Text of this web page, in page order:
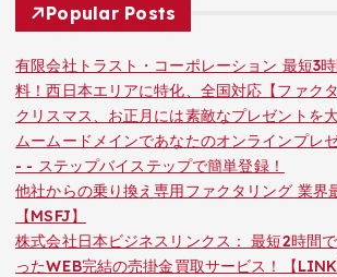
Popular Posts
有限会社トラスト・コーポレーション 最短3
料！西日本エリアに特化、全国対応【ファク
クリスマス、お正月には素敵なプレゼントを
ムームードメインであなたのオンラインプレ
- - ステップバイステップで簡単登録！
他社からの乗り換え専用ファクタリング 業界
【MSFJ】
株式会社日本ビジネスリンクス： 最短2時間
ったWEB完結の売掛金買取サービス！【LINK